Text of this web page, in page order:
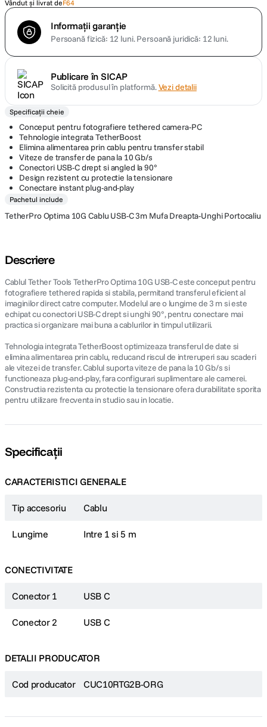
dji mic mini
9 . dji osmo
10
Vândut și livrat deF64
Informații garanție
Persoană fizică: 12 luni.Persoană juridică: 12 luni.
Publicare în SICAP
Solicită produsul în platformă.Vezi detalii
Specificații cheie
Conceput pentru fotografiere tethered camera-PC
Tehnologie integrata TetherBoost
Elimina alimentarea prin cablu pentru transfer stabil
Viteze de transfer de pana la 10 Gb/s
Conectori USB-C drept si angled la 90°
Design rezistent cu protectie la tensionare
Conectare instant plug-and-play
Pachetul include
TetherPro Optima 10G Cablu USB-C 3m Mufa Dreapta-Unghi Portocaliu
Descriere
Cablul Tether Tools TetherPro Optima 10G USB-C este conceput pentru
fotografiere tethered rapida si stabila, permitand transferul eficient al
imaginilor direct catre computer. Modelul are o lungime de 3 m si este
echipat cu conectori USB-C drept si unghi 90°, pentru conectare mai
practica si organizare mai buna a cablurilor in timpul utilizarii.
Tehnologia integrata TetherBoost optimizeaza transferul de date si
elimina alimentarea prin cablu, reducand riscul de intreruperi sau scaderi
ale vitezei de transfer. Cablul suporta viteze de pana la 10 Gb/s si
functioneaza plug-and-play, fara configurari suplimentare ale camerei.
Constructia rezistenta cu protectie la tensionare ofera durabilitate sporita
pentru utilizare frecventa in studio sau in locatie.
Specificații
CARACTERISTICI GENERALE
Tip accesoriu Cablu
Lungime Intre 1 si 5 m
CONECTIVITATE
Conector 1 USB C
Conector 2 USB C
DETALII PRODUCATOR
Cod producator CUC10RTG2B-ORG